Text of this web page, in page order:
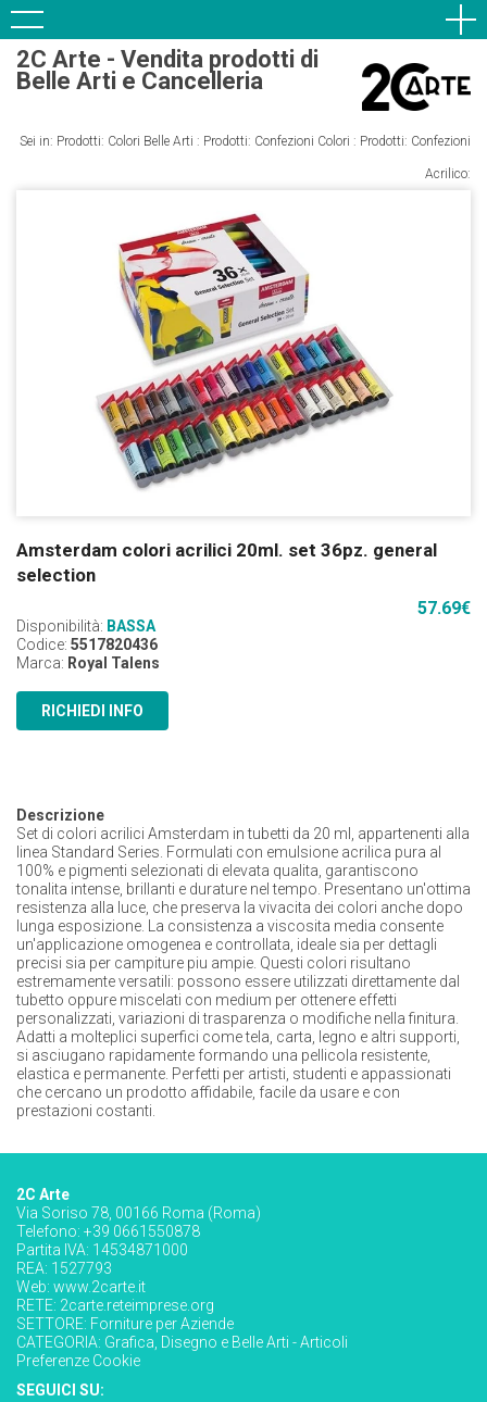
2C Arte - Vendita prodotti di
Belle Arti e Cancelleria
Sei in: Prodotti: Colori Belle Arti : Prodotti: Confezioni Colori : Prodotti: Confezioni
Acrilico:
Amsterdam colori acrilici 20ml. set 36pz. general
selection
57.69€
Disponibilità: BASSA
Codice: 5517820436
Marca: Royal Talens
RICHIEDI INFO
Descrizione
Set di colori acrilici Amsterdam in tubetti da 20 ml, appartenenti alla
linea Standard Series. Formulati con emulsione acrilica pura al
100% e pigmenti selezionati di elevata qualita, garantiscono
tonalita intense, brillanti e durature nel tempo. Presentano un'ottima
resistenza alla luce, che preserva la vivacita dei colori anche dopo
lunga esposizione. La consistenza a viscosita media consente
un'applicazione omogenea e controllata, ideale sia per dettagli
precisi sia per campiture piu ampie. Questi colori risultano
estremamente versatili: possono essere utilizzati direttamente dal
tubetto oppure miscelati con medium per ottenere effetti
personalizzati, variazioni di trasparenza o modifiche nella finitura.
Adatti a molteplici superfici come tela, carta, legno e altri supporti,
si asciugano rapidamente formando una pellicola resistente,
elastica e permanente. Perfetti per artisti, studenti e appassionati
che cercano un prodotto affidabile, facile da usare e con
prestazioni costanti.
2C Arte
Via Soriso 78, 00166 Roma (Roma)
Telefono: +39 0661550878
Partita IVA: 14534871000
REA: 1527793
Web: www.2carte.it
RETE: 2carte.reteimprese.org
SETTORE: Forniture per Aziende
CATEGORIA: Grafica, Disegno e Belle Arti - Articoli
Preferenze Cookie
SEGUICI SU: